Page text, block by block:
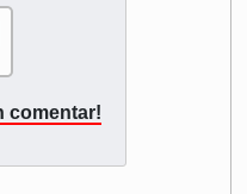
comentar!